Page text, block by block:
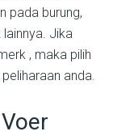
pada burung,
Jika
, maka pilih
anda.